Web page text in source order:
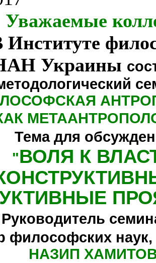
Уважаемые
Институте
Украины
Тема для
"ВОЛЯ К
Руководитель
философских
НАЗИП